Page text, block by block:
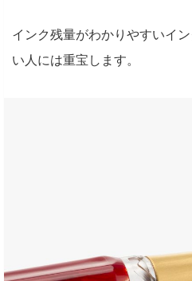
インク残量がわかりやすいイ
い人には重宝します。